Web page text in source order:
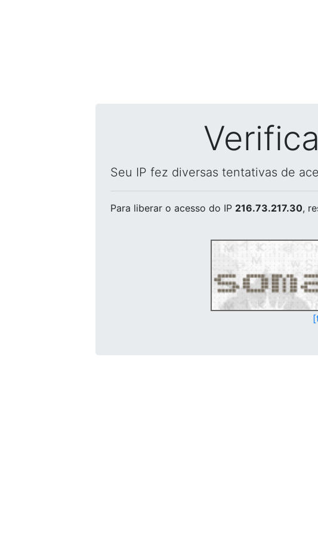
Seu IP fez diversas tentativas de
Para liberar o acesso do IP 216.73.217.30,